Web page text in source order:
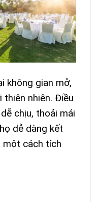
không gian mở,
thiên nhiên. Điều
chịu, thoải mái
dễ dàng kết
một cách tích